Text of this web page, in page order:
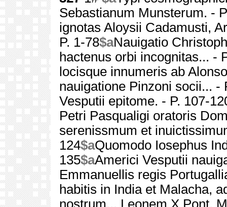
Sebastianum Munsterum. -
ignotas Aloysii Cadamusti,
P. 1-78$aNauigatio
hactenus orbi incognitas... -
locisque innumeris ab
nauigatione Pinzoni socii... -
Vesputii epitome. - P. 107-
Petri Pasqualigi oratoris
serenissmum et
124$aQuomodo Iosephus
135$aAmerici Vesputii
Emmanuellis regis
habitis in India et Malacha,
nostrum... Leonem X Pont.